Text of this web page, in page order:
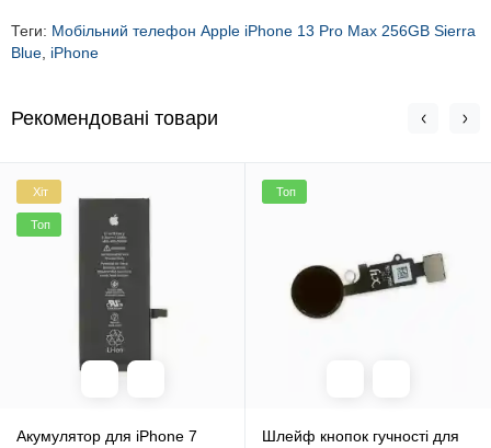
Теги: Мобільний телефон Apple iPhone 13 Pro Max 256GB Sierra
Blue iPhone
Рекомендовані товари
Хіт
Топ
Акумулятор для iPhone 7
Топ
Шлейф кнопок гучності для